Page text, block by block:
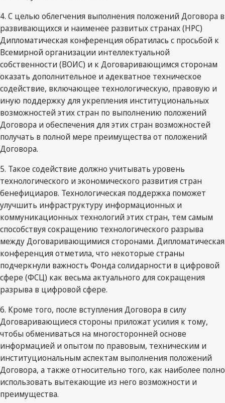
4. С целью облегчения выполнения положений Договора в
развивающихся и наименее развитых странах (НРС)
Дипломатическая конференция обратилась с просьбой к
Всемирной организации интеллектуальной
собственности (ВОИС) и к Договаривающимся сторонам
оказать дополнительное и адекватное техническое
содействие, включающее технологическую, правовую и
иную поддержку для укрепления институциональных
возможностей этих стран по выполнению положений
Договора и обеспечения для этих стран возможностей
получать в полной мере преимущества от положений
Договора.
5. Такое содействие должно учитывать уровень
технологического и экономического развития стран
бенефициаров. Технологическая поддержка поможет
улучшить инфраструктуру информационных и
коммуникационных технологий этих стран, тем самым
способствуя сокращению технологического разрыва
между Договаривающимися сторонами. Дипломатическая
конференция отметила, что некоторые страны
подчеркнули важность Фонда солидарности в цифровой
сфере (ФСЦ) как весьма актуального для сокращения
разрыва в цифровой сфере.
6. Кроме того, после вступления Договора в силу
Договаривающиеся стороны приложат усилия к тому,
чтобы обмениваться на многосторонней основе
информацией и опытом по правовым, техническим и
институциональным аспектам выполнения положений
Договора, а также относительно того, как наиболее полно
использовать вытекающие из него возможности и
преимущества.